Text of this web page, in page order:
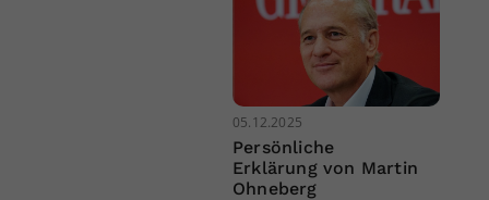
05.12.2025
Persönliche
Erklärung von Martin
Ohneberg